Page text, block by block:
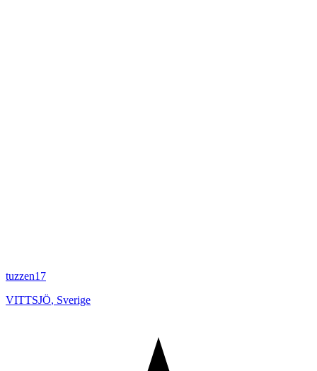
tuzzen17
VITTSJÖ, Sverige